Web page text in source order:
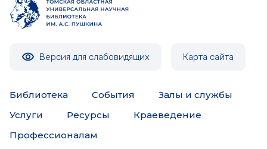
Версия для слабовидящих Карта сайта
Библиотека События
Залы и службы
Услуги
Ресурсы
Краеведение
Профессионалам